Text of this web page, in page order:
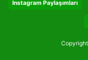
Instagram Paylaşımları